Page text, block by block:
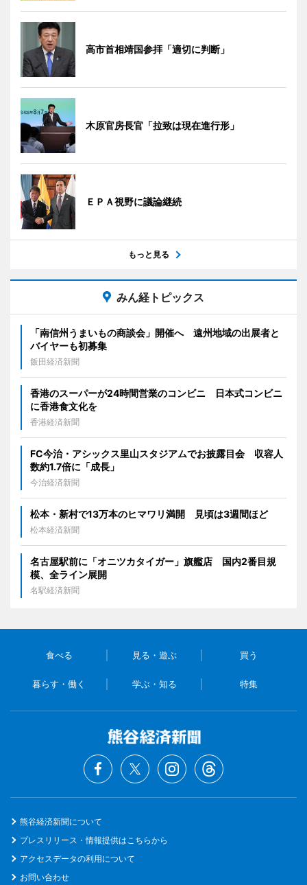
高市首相靖国参拝「適切に判断」
木原官房長官「拉致は現在進行形」
ＥＰＡ視野に議論継続
もっと見る
みん経トピックス
「南信州うまいもの商談会」開催へ 遠州地域の出展者と
バイヤーも初募集
飯田経済新聞
香港のスーパーが24時間営業のコンビニ 日本式コンビニ
に香港食文化を
香港経済新聞
FC今治・アシックス里山スタジアムでお披露目会 収容人
数約1.7倍に「成長」
今治経済新聞
松本・新村で13万本のヒマワリ満開 見頃は3週間ほど
松本経済新聞
名古屋駅前に「オニツカタイガー」旗艦店 国内2番目規
模、全ライン展開
名駅経済新聞
食べる 見る・遊ぶ 買う
暮らす・働く 学ぶ・知る 特集
熊谷経済新聞について
プレスリリース・情報提供はこちらから
アクセスデータの利用について
お問い合わせ